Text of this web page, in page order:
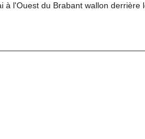
à l'Ouest du Brabant wallon